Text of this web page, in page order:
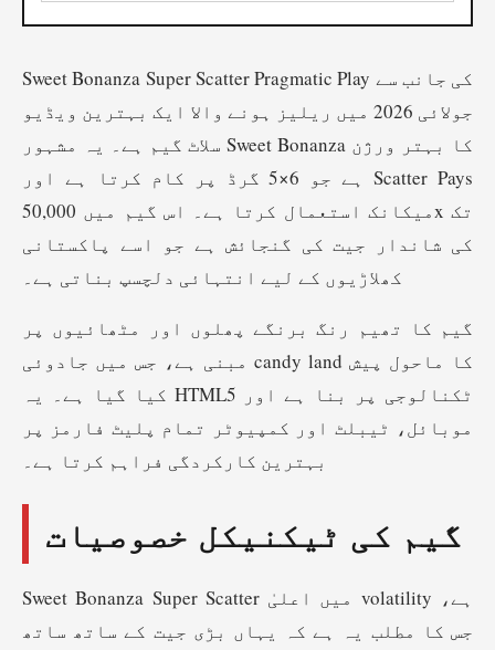
Sweet Bonanza Super Scatter Pragmatic Play کی جانب سے
جولائی 2026 میں ریلیز ہونے والا ایک بہترین ویڈیو
سلاٹ گیم ہے۔ یہ مشہور Sweet Bonanza کا بہتر ورژن
ہے جو 6×5 گرڈ پر کام کرتا ہے اور Scatter Pays
میکانک استعمال کرتا ہے۔ اس گیم میں 50,000x تک
کی شاندار جیت کی گنجائش ہے جو اسے پاکستانی
کھلاڑیوں کے لیے انتہائی دلچسپ بناتی ہے۔
گیم کا تھیم رنگ برنگے پھلوں اور مٹھائیوں پر
مبنی ہے، جس میں جادوئی candy land کا ماحول پیش
کیا گیا ہے۔ یہ HTML5 ٹکنالوجی پر بنا ہے اور
موبائل، ٹیبلٹ اور کمپیوٹر تمام پلیٹ فارمز پر
بہترین کارکردگی فراہم کرتا ہے۔
گیم کی ٹیکنیکل خصوصیات
Sweet Bonanza Super Scatter میں اعلیٰ volatility ہے،
جس کا مطلب یہ ہے کہ یہاں بڑی جیت کے ساتھ ساتھ